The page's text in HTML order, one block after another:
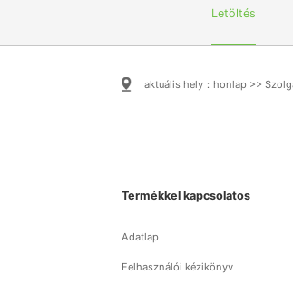
Letöltés
aktuális hely： honlap >>
Termékkel kapcsolatos
Adatlap
Felhasználói kézikönyv